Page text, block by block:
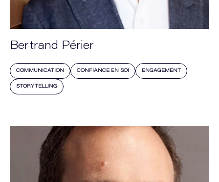
Bertrand Périer
COMMUNICATION CONFIANCE EN SOI ENGAGEMENT
STORYTELLING